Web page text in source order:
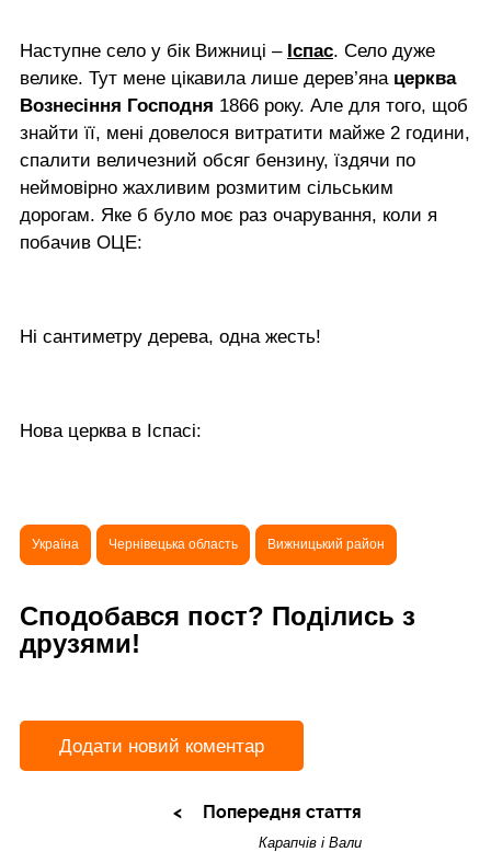
Наступне село у бік Вижниці – Іспас. Село дуже
велике. Тут мене цікавила лише дерев’яна церква
Вознесіння Господня 1866 року. Але для того, щоб
знайти її, мені довелося витратити майже 2 години,
спалити величезний обсяг бензину, їздячи по
неймовірно жахливим розмитим сільським
дорогам. Яке б було моє раз очарування, коли я
побачив ОЦЕ:
Ні сантиметру дерева, одна жесть!
Нова церква в Іспасі:
Україна Чернівецька область Вижницький район
Сподобався пост? Поділись з
друзями!
Додати новий коментар
Попередня стаття
Карапчів і Вали